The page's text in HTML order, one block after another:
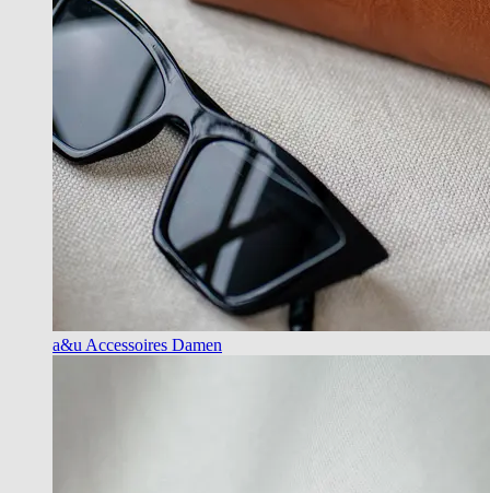
a&u Accessoires Damen